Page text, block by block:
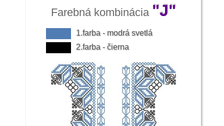
Farebná kombinácia "J"
1.farba - modrá svetlá
2.farba - čierna